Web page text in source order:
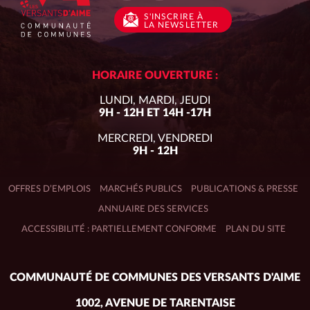
HORAIRE OUVERTURE :
LUNDI, MARDI, JEUDI
9H - 12H ET 14H -17H
MERCREDI, VENDREDI
9H - 12H
OFFRES D’EMPLOIS MARCHÉS PUBLICS PUBLICATIONS & PRESSE
ANNUAIRE DES SERVICES
ACCESSIBILITÉ : PARTIELLEMENT CONFORME PLAN DU SITE
S'INSCRIRE À
LA NEWSLETTER
Adresse
COMMUNAUTÉ DE COMMUNES DES VERSANTS D'AIME
1002, AVENUE DE TARENTAISE